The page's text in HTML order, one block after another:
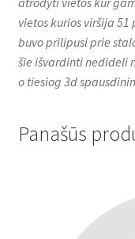
vietos kurios viršija
buvo prilipusi prie
šie išvardinti nedideli
o tiesiog 3d
Panašūs